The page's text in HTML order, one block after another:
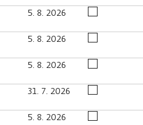
5. 8. 2026
5. 8. 2026
5. 8. 2026
31. 7. 2026
5. 8. 2026